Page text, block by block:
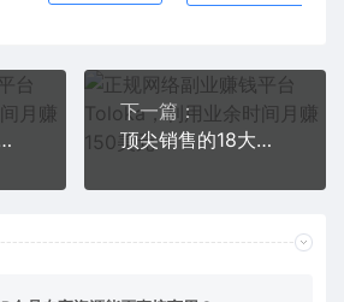
法，一天可入1000+ 【附方法话术】
下一篇：
顶尖销售的18大基本功：学好销售基本功 销售是每个赚钱人必备的能力